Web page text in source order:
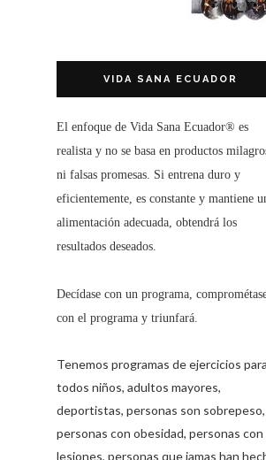
VIDA SANA ECUADOR
El enfoque de Vida Sana Ecuador® es
realista y no se basa en productos
ni falsas promesas. Si entrena duro y
eficientemente, es constante y mantiene
alimentación adecuada, obtendrá los
resultados deseados.
Decídase con un programa,
con el programa y triunfará.
Tenemos programas de ejercicios para
todos niños, adultos mayores,
deportistas, personas son sobrepeso,
personas con obesidad, personas con
lesiones, personas que jamas han